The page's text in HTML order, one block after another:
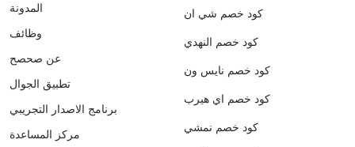
المدونة
وظائف
عن صحصح
تطبيق الجوال
برنامج الاصدار التجريبي
مركز المساعدة
كود خصم شي ان
كود خصم النهدي
كود خصم نايس ون
كود خصم اي هيرب
كود خصم نمشي